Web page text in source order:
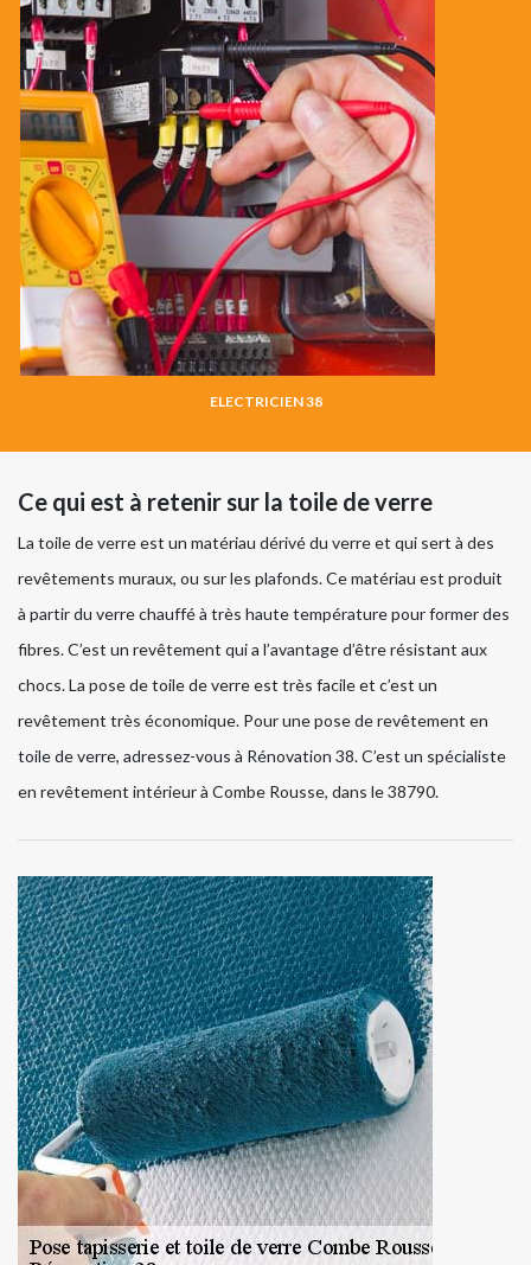
ELECTRICIEN 38
Ce qui est à retenir sur la toile de verre
La toile de verre est un matériau dérivé du verre et qui sert à des
revêtements muraux, ou sur les plafonds. Ce matériau est produit
à partir du verre chauffé à très haute température pour former des
fibres. C’est un revêtement qui a l’avantage d’être résistant aux
chocs. La pose de toile de verre est très facile et c’est un
revêtement très économique. Pour une pose de revêtement en
toile de verre, adressez-vous à Rénovation 38. C’est un spécialiste
en revêtement intérieur à Combe Rousse, dans le 38790.